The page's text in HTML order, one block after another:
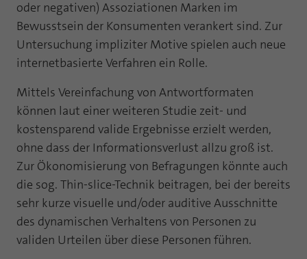
oder negativen) Assoziationen Marken im
Bewusstsein der Konsumenten verankert sind. Zur
Untersuchung impliziter Motive spielen auch neue
internetbasierte Verfahren ein Rolle.
Mittels Vereinfachung von Antwortformaten
können laut einer weiteren Studie zeit- und
kostensparend valide Ergebnisse erzielt werden,
ohne dass der Informationsverlust allzu groß ist.
Zur Ökonomisierung von Befragungen könnte auch
die sog. Thin-slice-Technik beitragen, bei der bereits
sehr kurze visuelle und/oder auditive Ausschnitte
des dynamischen Verhaltens von Personen zu
validen Urteilen über diese Personen führen.
Zweck
eines Benutzer-Logins die Session ID
mithilfe derer der eingeloggte User
wiedererkannt wird, um ihm Zugang zu
geschützten Bereichen zu gewähren.
Name PHPSESSID
Anbieter php
Zweck PHPs Standard Sitzungs Identifikation
Laufzeit 1 Jahr
Zweck
Cookie von AT INTERNET zur Steuerung der
Anbieter AT INTERNET
Laufzeit 1 Jahr
Zweck
Cookie von AT INTERNET zur Steuerung der
erweiterten Script- und Ereignisbehandlung